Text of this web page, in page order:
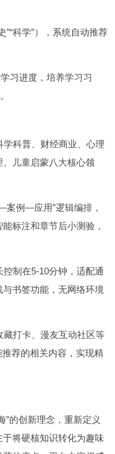
科学”），系统自动推荐
习进度，培养学习习
科普、财经商业、心理
儿童启蒙八大核心领
案例—应用”逻辑编排，
标注和章节后小测验，
制在5-10分钟，适配通
书签功能，无网络环境
打卡、漫友互动社区等
荐的相关内容，实现精
”的创新理念，重新定义
将硬核知识转化为趣味